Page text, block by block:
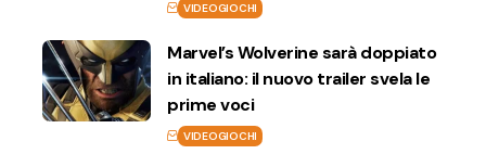
VIDEOGIOCHI
Marvel’s Wolverine sarà doppiato
in italiano: il nuovo trailer svela le
prime voci
VIDEOGIOCHI